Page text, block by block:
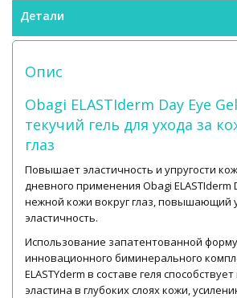
Детали
Опис
Obagi ELASTIderm Day Eye
текучий гель для ухода за
глаз
Повышает эластичность и упругости
дневного применения Obagi ELASTIderm
нежной кожи вокруг глаз, повышающий
эластичность.
Использование запатентованной
инновационного биминерального
ELASTYderm в составе геля
эластина в глубоких слоях кожи,